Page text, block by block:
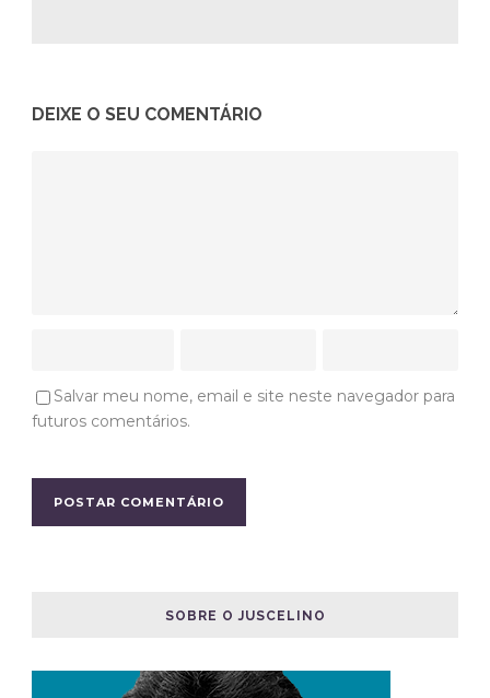
DEIXE O SEU COMENTÁRIO
Salvar meu nome, email e site neste navegador para
futuros comentários.
SOBRE O JUSCELINO